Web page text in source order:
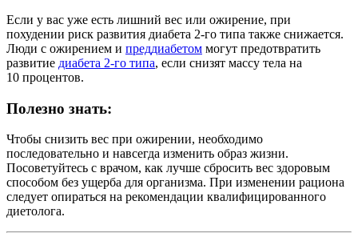
Если у вас уже есть лишний вес или ожирение, при
похудении риск развития диабета 2-го типа также снижается.
Люди с ожирением и преддиабетом могут предотвратить
развитие диабета 2-го типа, если снизят массу тела на
10 процентов.
Полезно знать:
Чтобы снизить вес при ожирении, необходимо
последовательно и навсегда изменить образ жизни.
Посоветуйтесь с врачом, как лучше сбросить вес здоровым
способом без ущерба для организма. При изменении рациона
следует опираться на рекомендации квалифицированного
диетолога.